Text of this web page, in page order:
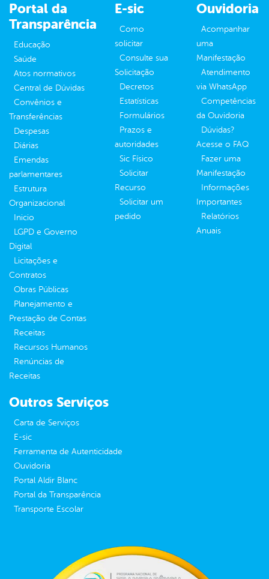
Portal da
Transparência
Educação
Saúde
Atos normativos
Central de Dúvidas
Convênios e
Transferências
Despesas
Diárias
Emendas
parlamentares
Estrutura
Organizacional
Inicio
LGPD e Governo
Digital
Licitações e
Contratos
Obras Públicas
Planejamento e
Prestação de Contas
Receitas
Recursos Humanos
Renúncias de
Receitas
E-sic
Como
solicitar
Consulte sua
Solicitação
Decretos
Estatísticas
Formulários
Prazos e
autoridades
Sic Físico
Solicitar
Recurso
Solicitar um
pedido
Ouvidoria
Acompanhar
uma
Manifestação
Atendimento
via WhatsApp
Competências
da Ouvidoria
Dúvidas?
Acesse o FAQ
Fazer uma
Manifestação
Informações
Importantes
Relatórios
Anuais
Outros Serviços
Carta de Serviços
E-sic
Ferramenta de Autenticidade
Ouvidoria
Portal Aldir Blanc
Portal da Transparência
Transporte Escolar